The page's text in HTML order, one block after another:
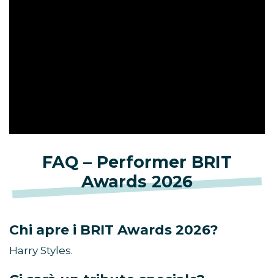
FAQ – Performer BRIT
Awards 2026
Chi apre i BRIT Awards 2026?
Harry Styles.